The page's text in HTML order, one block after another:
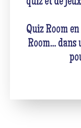
Quiz Room
Room... dans